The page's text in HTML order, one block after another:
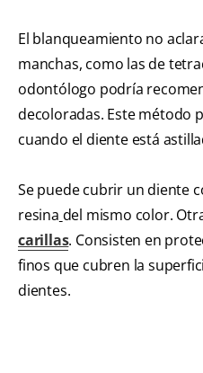
El blanqueamiento no
manchas, como las de
odontólogo podría
decoloradas. Este método
cuando el diente está
Se puede cubrir un diente
resina del mismo color.
carillas. Consisten en
finos que cubren la
dientes.